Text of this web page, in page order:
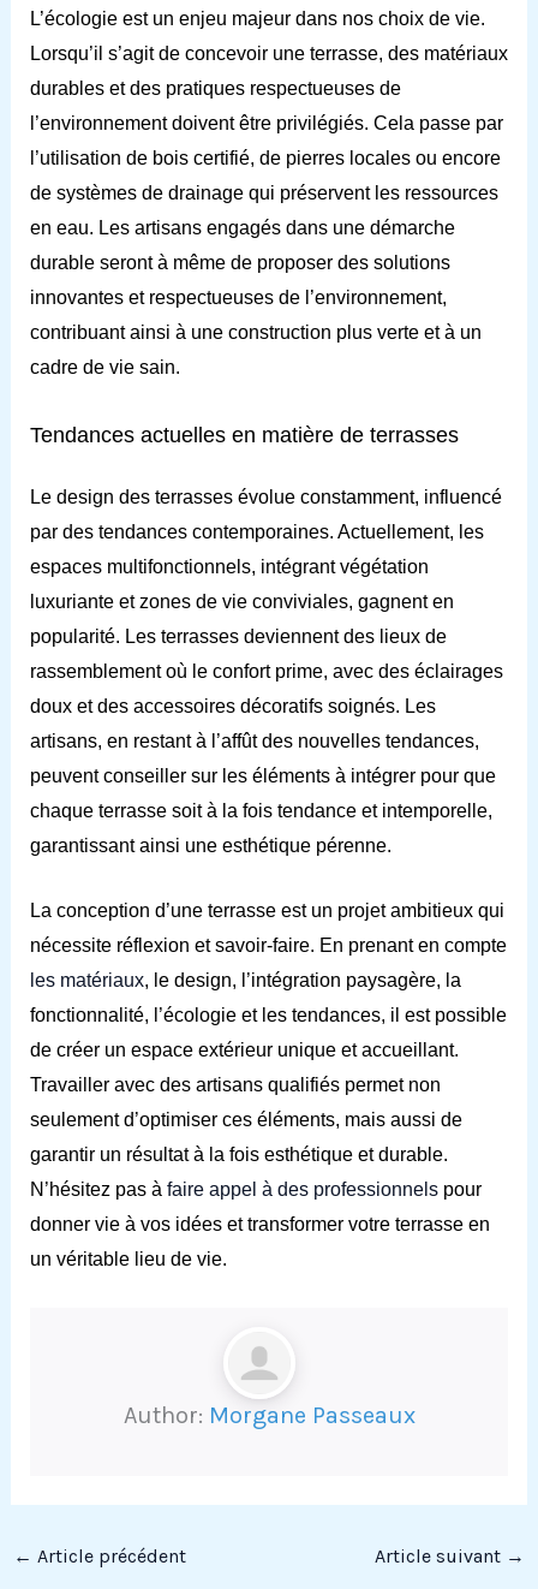
L’écologie est un enjeu majeur dans nos choix de vie.
Lorsqu’il s’agit de concevoir une terrasse, des matériaux
durables et des pratiques respectueuses de
l’environnement doivent être privilégiés. Cela passe par
l’utilisation de bois certifié, de pierres locales ou encore
de systèmes de drainage qui préservent les ressources
en eau. Les artisans engagés dans une démarche
durable seront à même de proposer des solutions
innovantes et respectueuses de l’environnement,
contribuant ainsi à une construction plus verte et à un
cadre de vie sain.
Tendances actuelles en matière de terrasses
Le design des terrasses évolue constamment, influencé
par des tendances contemporaines. Actuellement, les
espaces multifonctionnels, intégrant végétation
luxuriante et zones de vie conviviales, gagnent en
popularité. Les terrasses deviennent des lieux de
rassemblement où le confort prime, avec des éclairages
doux et des accessoires décoratifs soignés. Les
artisans, en restant à l’affût des nouvelles tendances,
peuvent conseiller sur les éléments à intégrer pour que
chaque terrasse soit à la fois tendance et intemporelle,
garantissant ainsi une esthétique pérenne.
La conception d’une terrasse est un projet ambitieux qui
nécessite réflexion et savoir-faire. En prenant en compte
les matériaux, le design, l’intégration paysagère, la
fonctionnalité, l’écologie et les tendances, il est possible
de créer un espace extérieur unique et accueillant.
Travailler avec des artisans qualifiés permet non
seulement d’optimiser ces éléments, mais aussi de
garantir un résultat à la fois esthétique et durable.
N’hésitez pas à faire appel à des professionnelspour
donner vie à vos idées et transformer votre terrasse en
un véritable lieu de vie.
Author: Morgane Passeaux
← Article précédent Article suivant →